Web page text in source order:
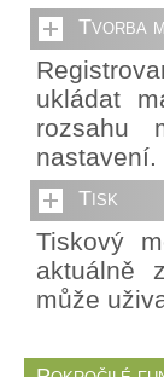
Tvorba
ukládat
rozsahu
nastavení.
Tisk
Tiskový
aktuálně
může